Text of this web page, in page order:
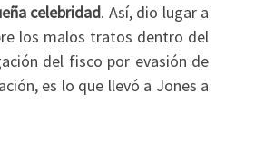
celebridad. Así, dio lugar a
los malos tratos dentro del
del fisco por evasión de
es lo que llevó a Jones a